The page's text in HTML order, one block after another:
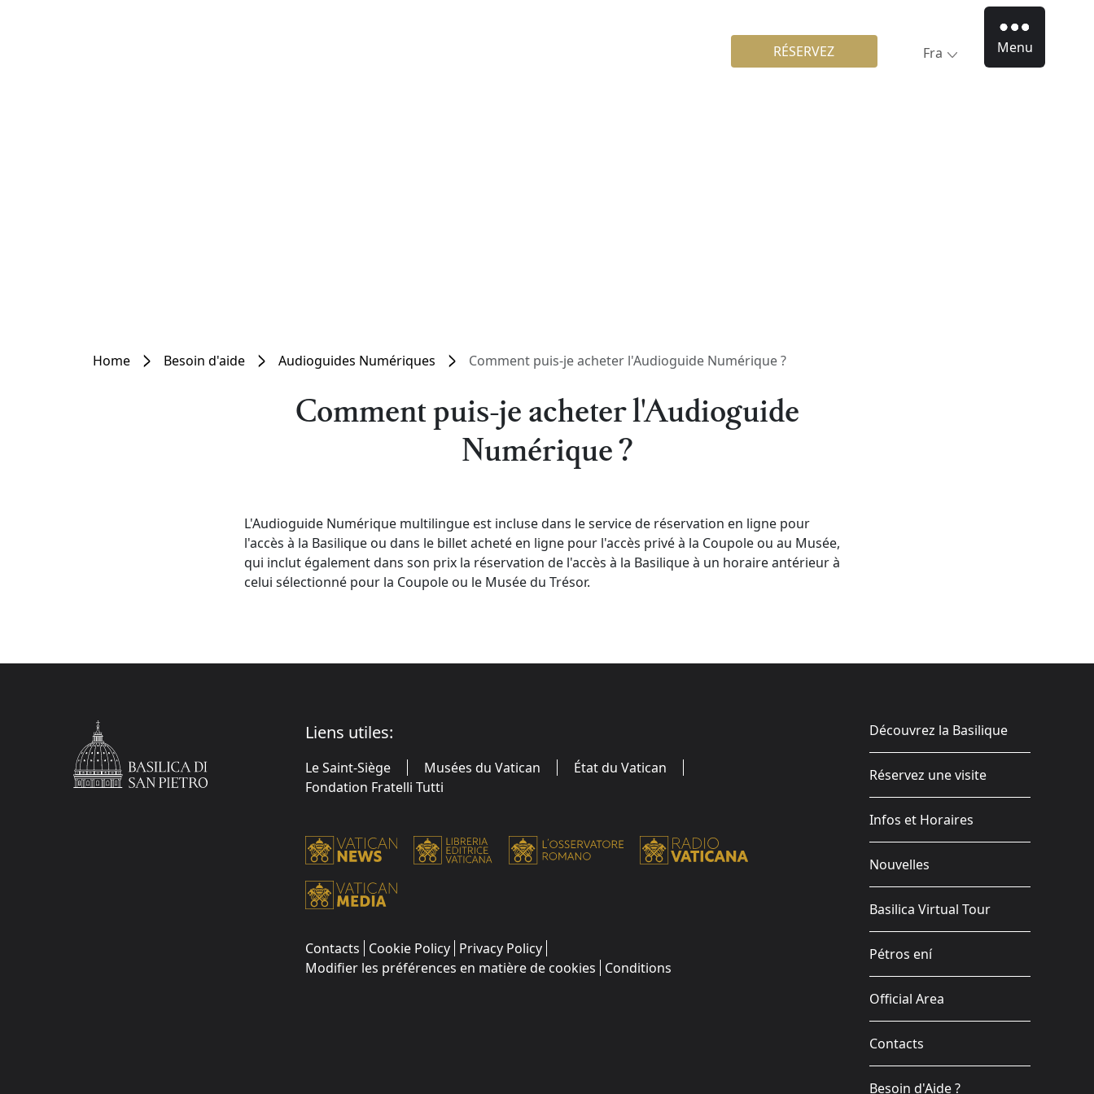
RÉSERVEZ Fra Menu
Home Besoin d'aide Audioguides Numériques Comment puis-je acheter l'Audioguide Numérique ?
Comment puis-je acheter l'Audioguide
Numérique ?
L'Audioguide Numérique multilingue est incluse dans le service de réservation en ligne pour
l'accès à la Basilique ou dans le billet acheté en ligne pour l'accès privé à la Coupole ou au Musée,
qui inclut également dans son prix la réservation de l'accès à la Basilique à un horaire antérieur à
celui sélectionné pour la Coupole ou le Musée du Trésor.
Liens utiles:
Le Saint-Siège Musées du Vatican
État du Vatican
Fondation Fratelli Tutti
Contacts Cookie Policy Privacy Policy
Modifier les préférences en matière de cookies Conditions
Découvrez la Basilique
Réservez une visite
Infos et Horaires
Nouvelles
Basilica Virtual Tour
Pétros ení
Official Area
Contacts
Besoin d'Aide ?